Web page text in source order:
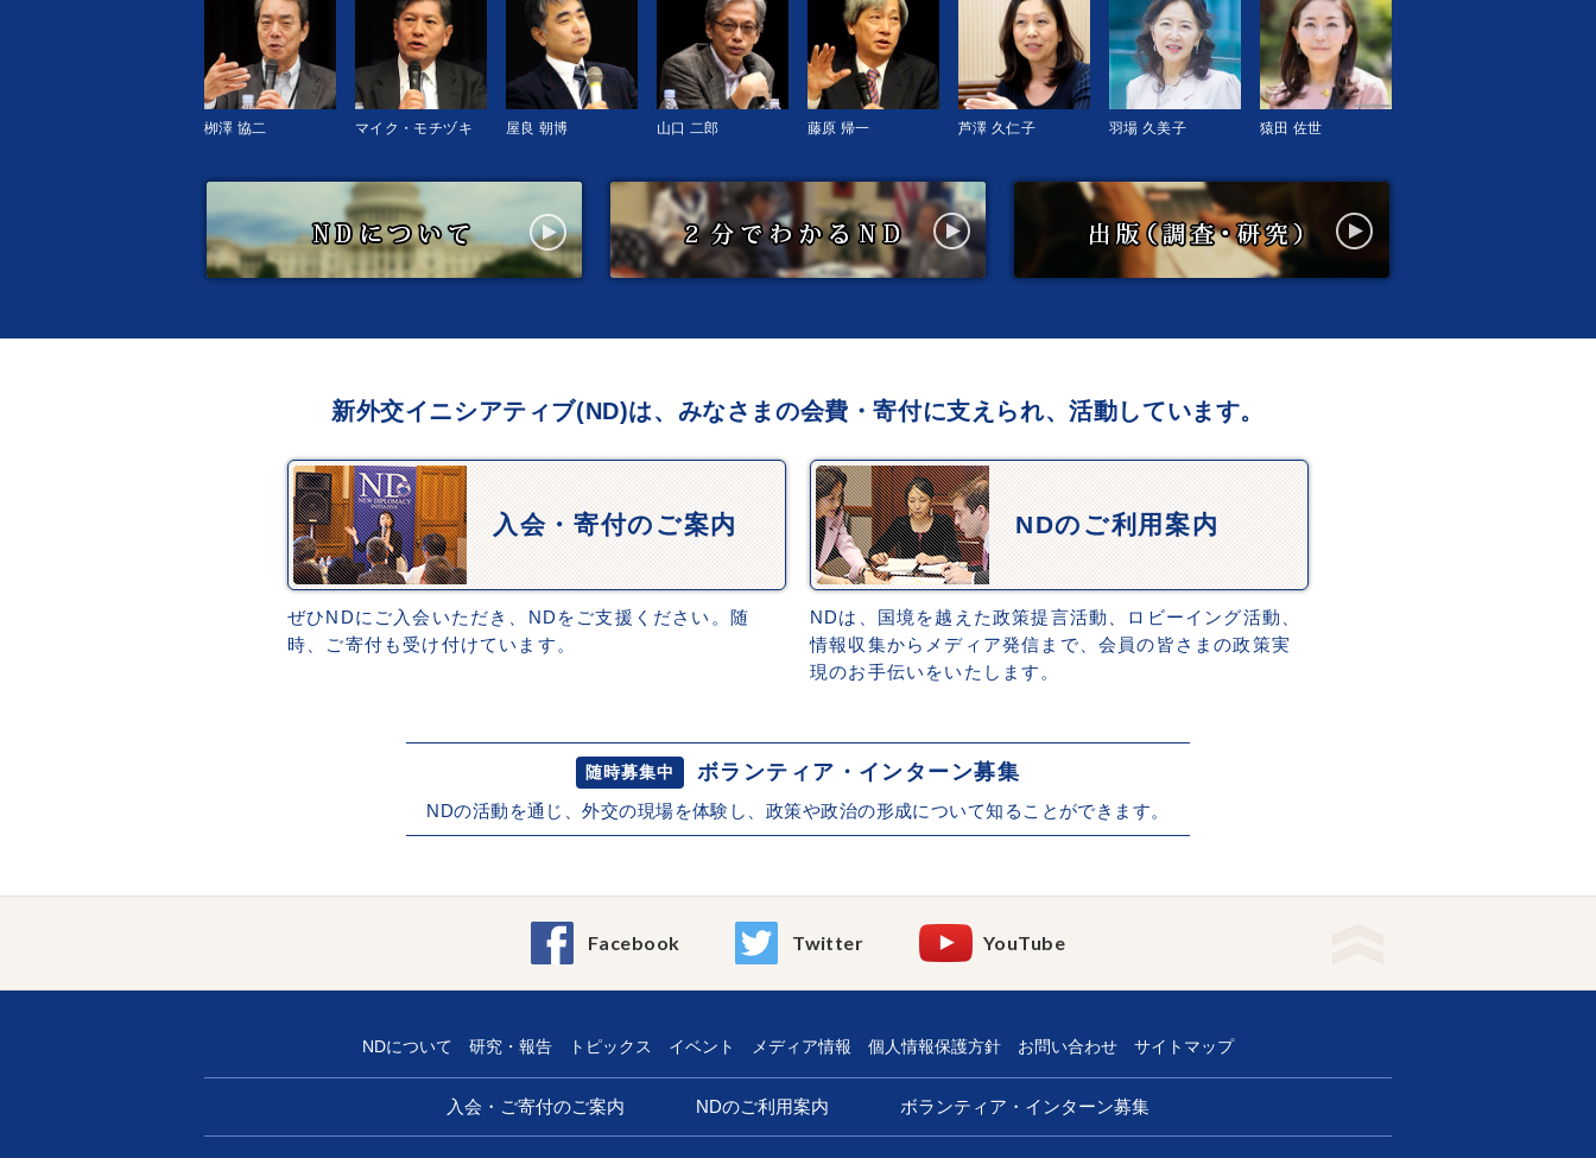
栁澤 協二 マイク・モチヅキ 屋良 朝博 山口 二郎 藤原 帰一 芦澤 久仁子 羽場 久美子 猿田 佐世
新外交イニシアティブ(ND)は、みなさまの会費・寄付に支えられ、活動しています。
入会・寄付のご案内
ぜひNDにご入会いただき、NDをご支援ください。随
時、ご寄付も受け付けています。
NDのご利用案内
NDは、国境を越えた政策提言活動、ロビーイング活動、
情報収集からメディア発信まで、会員の皆さまの政策実
現のお手伝いをいたします。
随時募集中 ボランティア・インターン募集
NDの活動を通じ、外交の現場を体験し、政策や政治の形成について知ることができます。
Facebook Twitter YouTube
NDについて 研究・報告 トピックス イベント メディア情報 個人情報保護方針 お問い合わせ サイトマップ
入会・ご寄付のご案内 NDのご利用案内 ボランティア・インターン募集